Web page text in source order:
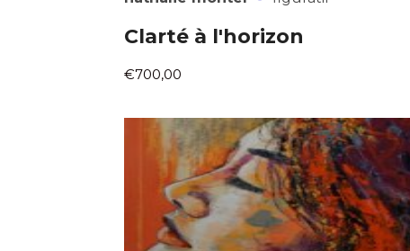
Adresse email*
Clarté à l'horizon
€700,00